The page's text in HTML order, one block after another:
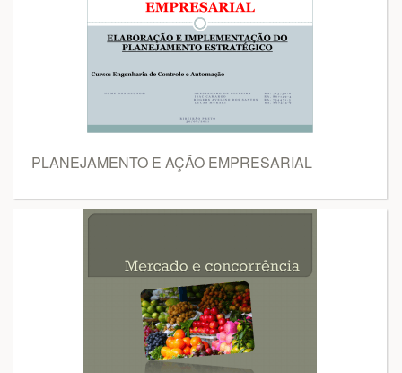
PLANEJAMENTO E AÇÃO EMPRESARIAL